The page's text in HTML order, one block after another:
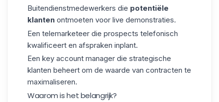
Buitendienstmedewerkers die potentiële
klanten ontmoeten voor live demonstraties.
Een telemarketeer die prospects telefonisch
kwalificeert en afspraken inplant.
Een key account manager die strategische
klanten beheert om de waarde van contracten te
maximaliseren.
Waarom is het belangrijk?